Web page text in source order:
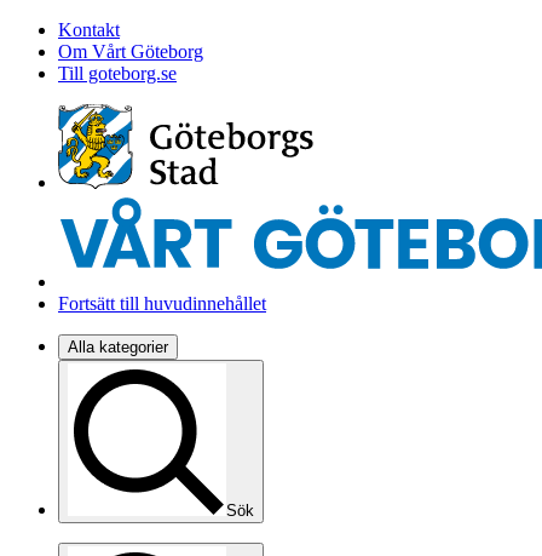
Kontakt
Om Vårt Göteborg
Till goteborg.se
Fortsätt till huvudinnehållet
Alla kategorier
Sök